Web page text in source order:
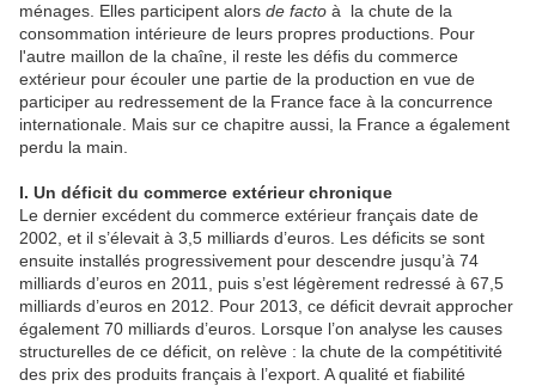
ménages. Elles participent alors de facto à la chute de la
consommation intérieure de leurs propres productions. Pour
l'autre maillon de la chaîne, il reste les défis du commerce
extérieur pour écouler une partie de la production en vue de
participer au redressement de la France face à la concurrence
internationale. Mais sur ce chapitre aussi, la France a également
perdu la main.
I. Un déficit du commerce extérieur chronique
Le dernier excédent du commerce extérieur français date de
2002, et il s’élevait à 3,5 milliards d’euros. Les déficits se sont
ensuite installés progressivement pour descendre jusqu’à 74
milliards d’euros en 2011, puis s’est légèrement redressé à 67,5
milliards d’euros en 2012. Pour 2013, ce déficit devrait approcher
également 70 milliards d’euros. Lorsque l’on analyse les causes
structurelles de ce déficit, on relève : la chute de la compétitivité
des prix des produits français à l’export. A qualité et fiabilité